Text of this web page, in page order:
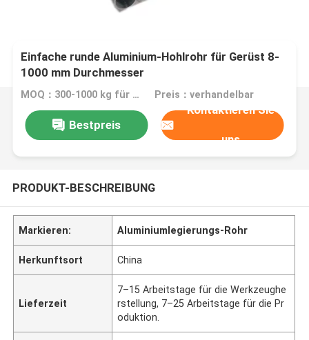
Einfache runde Aluminium-Hohlrohr für Gerüst 8-
1000 mm Durchmesser
MOQ：300-1000 kg für verschiedene Produkte Preis：verhandelbar
Bestpreis
Kontaktieren Sie
uns
PRODUKT-BESCHREIBUNG
Markieren: Aluminiumlegierungs-Rohr
Herkunftsort China
Lieferzeit
7–15 Arbeitstage für die Werkzeughe
rstellung, 7–25 Arbeitstage für die Pr
oduktion.